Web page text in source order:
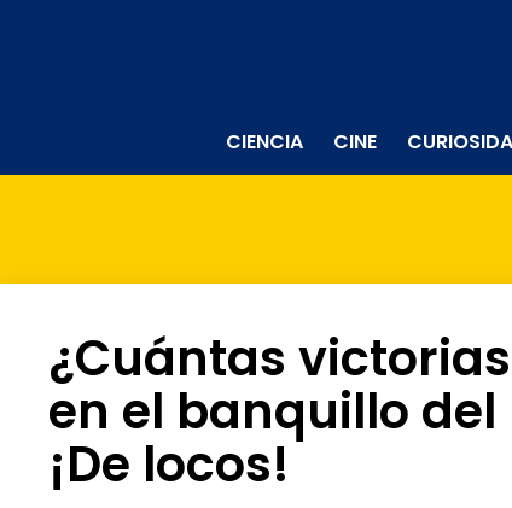
CIENCIA CINE
¿Cuántas
en el banquillo del
¡De locos!